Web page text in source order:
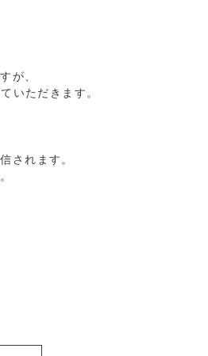
が、
いただきます。
されます。